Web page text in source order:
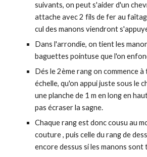
suivants, on peut s'aider d'un
attache avec 2 fils de fer au
cul des manons viendront
Dans l'arrondie, on tient les
baguettes pointuse que l'on
Dés le 2ème rang on commence
échelle, qu'on appui juste sous le
une planche de 1 m en long en
pas écraser la sagne.
Chaque rang est donc cousu au
couture , puis celle du rang de
encore dessus si les manons sont